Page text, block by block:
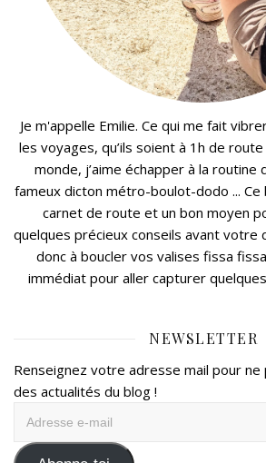
Je m'appelle Emilie. Ce qui me fait
les voyages, qu’ils soient à 1h de
monde, j’aime échapper à la routine
fameux dicton métro-boulot-dodo ... Ce
carnet de route et un bon moyen
quelques précieux conseils avant votre
donc à boucler vos valises fissa
immédiat pour aller capturer quelques
NEWSLETTER
Renseignez votre adresse mail pour ne
des actualités du blog !
mail